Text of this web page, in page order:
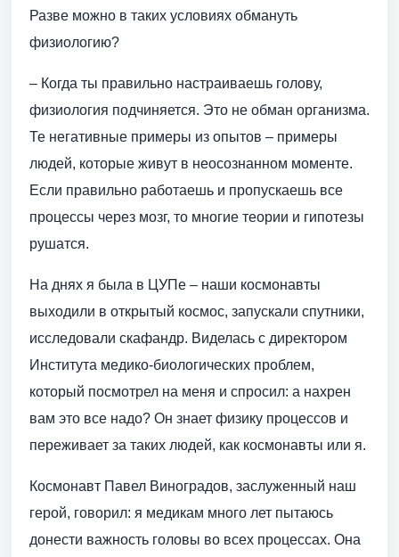
Разве можно в таких условиях обмануть
физиологию?
– Когда ты правильно настраиваешь голову,
физиология подчиняется. Это не обман организма.
Те негативные примеры из опытов – примеры
людей, которые живут в неосознанном моменте.
Если правильно работаешь и пропускаешь все
процессы через мозг, то многие теории и гипотезы
рушатся.
На днях я была в ЦУПе – наши космонавты
выходили в открытый космос, запускали спутники,
исследовали скафандр. Виделась с директором
Института медико-биологических проблем,
который посмотрел на меня и спросил: а нахрен
вам это все надо? Он знает физику процессов и
переживает за таких людей, как космонавты или я.
Космонавт Павел Виноградов, заслуженный наш
герой, говорил: я медикам много лет пытаюсь
донести важность головы во всех процессах. Она